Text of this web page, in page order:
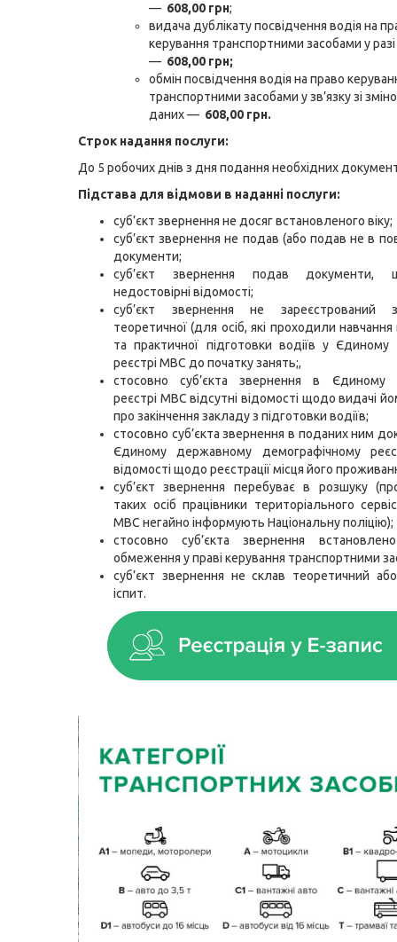
— 608,00 грн;
видача дублікату посвідчення водія на
керування транспортними засобами у
— 608,00 грн;
обмін посвідчення водія на право
транспортними засобами у зв’язку зі
даних — 608,00 грн.
Строк надання послуги:
До 5 робочих днів з дня подання необхідних
Підстава для відмови в наданні послуги:
суб’єкт звернення не досяг встановленого віку;
суб’єкт звернення не подав (або подав не в
документи;
суб’єкт звернення подав документи,
недостовірні відомості;
суб’єкт звернення не зареєстрований
теоретичної (для осіб, які проходили
та практичної підготовки водіїв у
реєстрі МВС до початку занять;,
стосовно суб’єкта звернення в Єдиному
реєстрі МВС відсутні відомості щодо видачі
про закінчення закладу з підготовки водіїв;
стосовно суб’єкта звернення в поданих ним
Єдиному державному демографічному
відомості щодо реєстрації місця його
суб’єкт звернення перебуває в розшуку
таких осіб працівники територіального
МВС негайно інформують Національну поліцію);
стосовно суб’єкта звернення
обмеження у праві керування транспортними
суб’єкт звернення не склав теоретичний
іспит.